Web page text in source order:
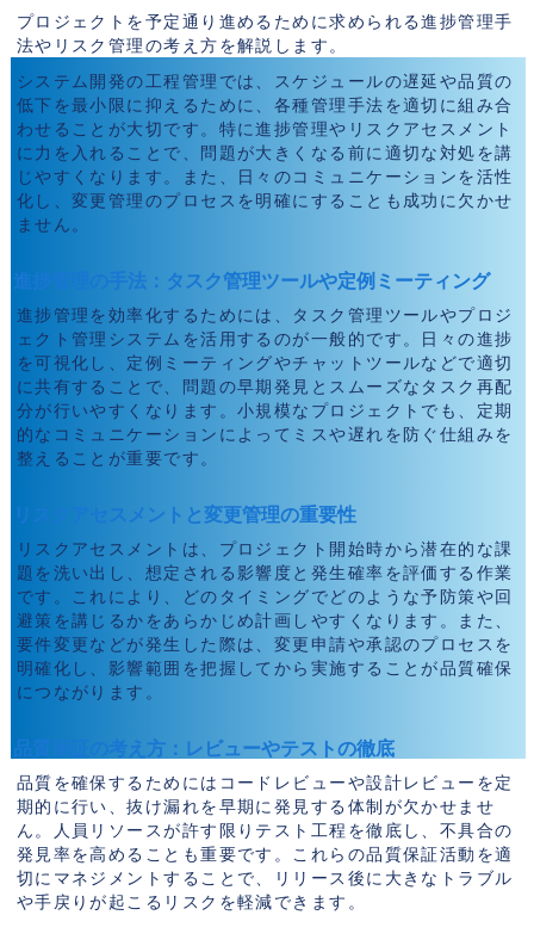
プロジェクトを予定通り進めるために求められる進捗管理手
法やリスク管理の考え方を解説します。
システム開発の工程管理では、スケジュールの遅延や品質の
低下を最小限に抑えるために、各種管理手法を適切に組み合
わせることが大切です。特に進捗管理やリスクアセスメント
に力を入れることで、問題が大きくなる前に適切な対処を講
じやすくなります。また、日々のコミュニケーションを活性
化し、変更管理のプロセスを明確にすることも成功に欠かせ
ません。
進捗管理の手法：タスク管理ツールや定例ミーティング
進捗管理を効率化するためには、タスク管理ツールやプロジ
ェクト管理システムを活用するのが一般的です。日々の進捗
を可視化し、定例ミーティングやチャットツールなどで適切
に共有することで、問題の早期発見とスムーズなタスク再配
分が行いやすくなります。小規模なプロジェクトでも、定期
的なコミュニケーションによってミスや遅れを防ぐ仕組みを
整えることが重要です。
リスクアセスメントと変更管理の重要性
リスクアセスメントは、プロジェクト開始時から潜在的な課
題を洗い出し、想定される影響度と発生確率を評価する作業
です。これにより、どのタイミングでどのような予防策や回
避策を講じるかをあらかじめ計画しやすくなります。また、
要件変更などが発生した際は、変更申請や承認のプロセスを
明確化し、影響範囲を把握してから実施することが品質確保
につながります。
品質保証の考え方：レビューやテストの徹底
品質を確保するためにはコードレビューや設計レビューを定
期的に行い、抜け漏れを早期に発見する体制が欠かせませ
ん。人員リソースが許す限りテスト工程を徹底し、不具合の
発見率を高めることも重要です。これらの品質保証活動を適
切にマネジメントすることで、リリース後に大きなトラブル
や手戻りが起こるリスクを軽減できます。